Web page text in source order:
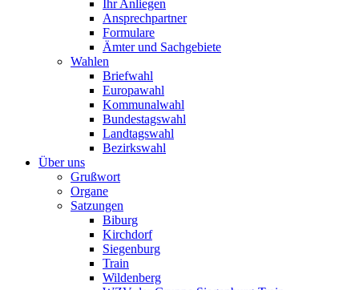
Ihr Anliegen
Ansprechpartner
Formulare
Ämter und Sachgebiete
Wahlen
Briefwahl
Europawahl
Kommunalwahl
Bundestagswahl
Landtagswahl
Bezirkswahl
Über uns
Grußwort
Organe
Satzungen
Biburg
Kirchdorf
Siegenburg
Train
Wildenberg